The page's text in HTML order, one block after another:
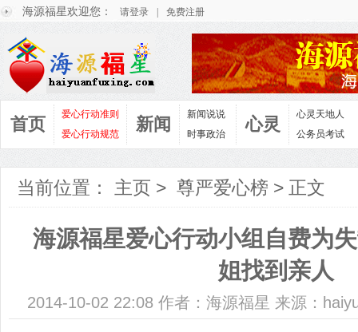
海源福星欢迎您： 请登录 免费注册
首页
爱心行动准则
爱心行动规范
新闻
新闻说说
时事政治
心灵
心灵天地人
公务员考试
当前位置： 主页 > 尊严爱心榜 > 正文
海源福星爱心行动小组自费为
姐找到亲人
2014-10-02 22:08 作者：海源福星 来源：